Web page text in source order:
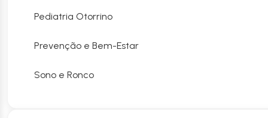
Pediatria Otorrino
Prevenção e Bem-Estar
Sono e Ronco